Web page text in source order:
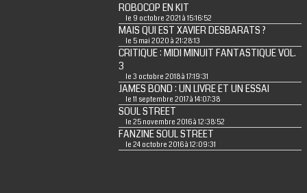
ROBOCOP EN KIT
le 9 octobre 2021 à 15:16:52
MAIS QUI EST XAVIER DESBARATS ?
le 5 mai 2020 à 21:28:13
CRITIQUE : MIDI MINUIT FANTASTIQUE VOL.
3
le 3 octobre 2018 à 17:19:31
JAMES BOND : UN LIVRE ET UN ESSAI
le 11 septembre 2017 à 14:07:38
SOUL STREET
le 25 novembre 2016 à 12:38:52
FANZINE SOUL STREET
le 24 octobre 2016 à 12:09:31